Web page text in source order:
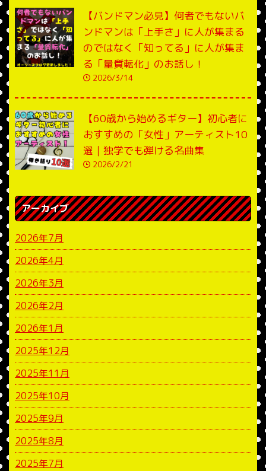
【バンドマン必見】何者でもないバ
ンドマンは「上手さ」に人が集まる
のではなく「知ってる」に人が集ま
る「量質転化」のお話し！
2026/3/14
【60歳から始めるギター】初心者に
おすすめの「女性」アーティスト10
選｜独学でも弾ける名曲集
2026/2/21
アーカイブ
2026年7月
2026年4月
2026年3月
2026年2月
2026年1月
2025年12月
2025年11月
2025年10月
2025年9月
2025年8月
2025年7月